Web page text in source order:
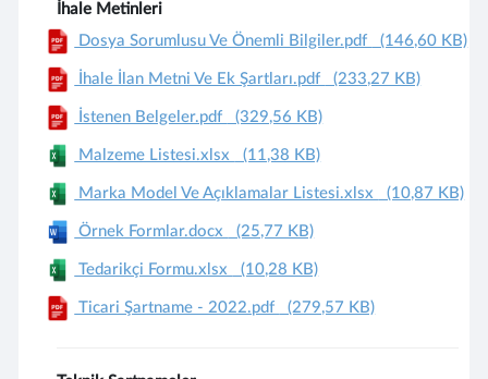
İhale Metinleri
Dosya Sorumlusu Ve Önemli Bilgiler.pdf
(146,60 KB)
İhale İlan Metni Ve Ek Şartları.pdf (233,27 KB)
İstenen Belgeler.pdf (329,56 KB)
Malzeme Listesi.xlsx (11,38 KB)
Marka Model Ve Açıklamalar Listesi.xlsx (10,87 KB)
Örnek Formlar.docx (25,77 KB)
Tedarikçi Formu.xlsx (10,28 KB)
Ticari Şartname - 2022.pdf (279,57 KB)